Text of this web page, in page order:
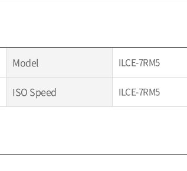
Model ILCE-7RM5
ISO Speed ILCE-7RM5